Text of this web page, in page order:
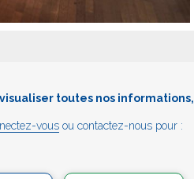
visualiser toutes nos informations,
vousou contactez-nous pour :